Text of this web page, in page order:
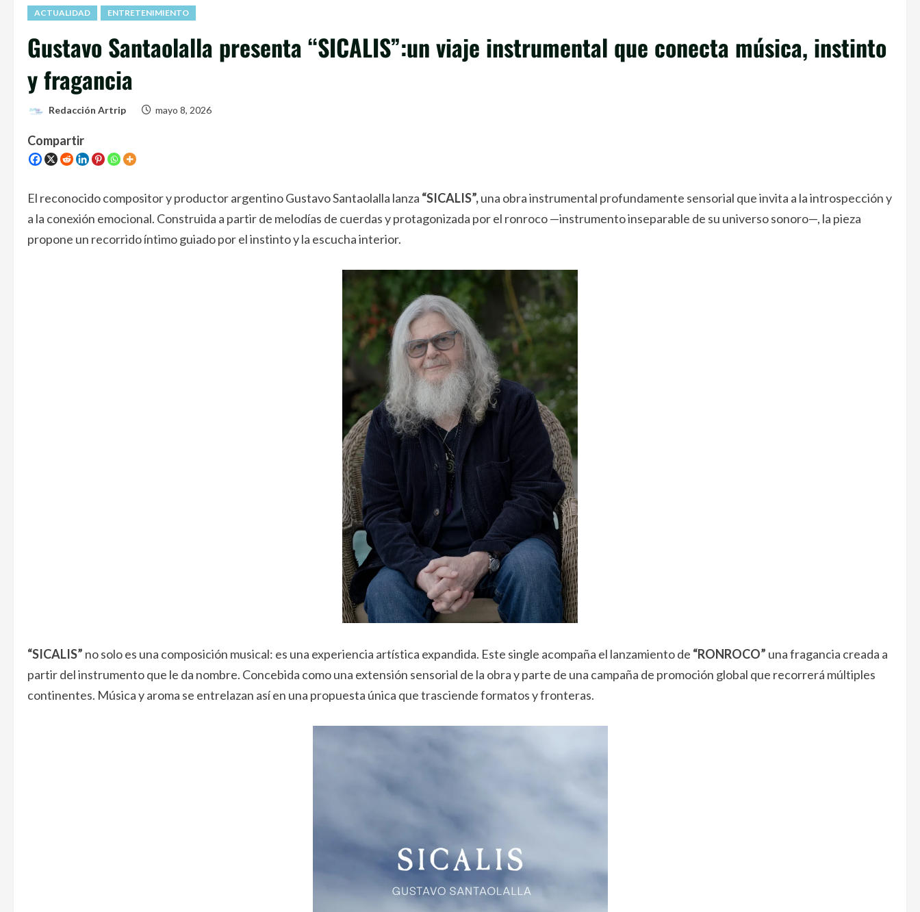
ACTUALIDAD ENTRETENIMIENTO
Gustavo Santaolalla presenta “SICALIS”:un viaje instrumental que conecta música, instinto
y fragancia
Redacción Artrip mayo 8, 2026
Compartir
El reconocido compositor y productor argentino Gustavo Santaolalla lanza “SICALIS”,una obra instrumental profundamente sensorial que invita a la introspección y
a la conexión emocional. Construida a partir de melodías de cuerdas y protagonizada por el ronroco —instrumento inseparable de su universo sonoro—, la pieza
propone un recorrido íntimo guiado por el instinto y la escucha interior.
“SICALIS” no solo es una composición musical: es una experiencia artística expandida. Este single acompaña el lanzamiento de “RONROCO” una fragancia creada a
partir del instrumento que le da nombre. Concebida como una extensión sensorial de la obra y parte de una campaña de promoción global que recorrerá múltiples
continentes. Música y aroma se entrelazan así en una propuesta única que trasciende formatos y fronteras.